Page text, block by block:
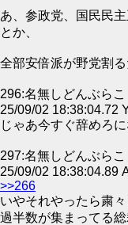
あ、参政党、国民民
とか、
全部安倍派が野党割
296:名無しどんぶらこ
25/09/02 18:38:04.72
じゃあ今すぐ辞めろ
297:名無しどんぶらこ
25/09/02 18:38:04.89
>>266
いやそれやったら粛々
過半数が集まってる